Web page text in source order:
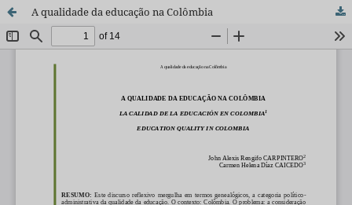
A qualidade da educação na Colômbia